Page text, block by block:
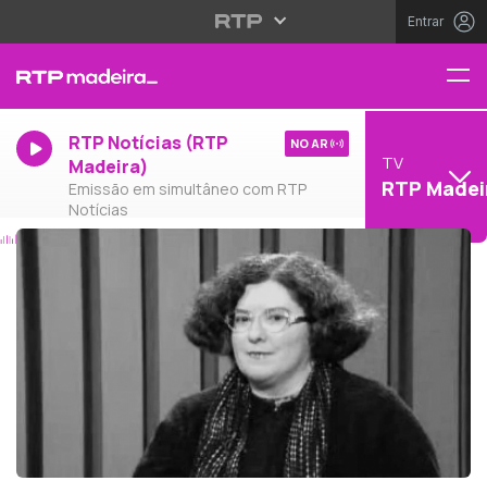
Entrar
RTP Notícias (RTP
Madeira)
Emissão em simultâneo com RTP
Notícias
NO AR
TV
RTP